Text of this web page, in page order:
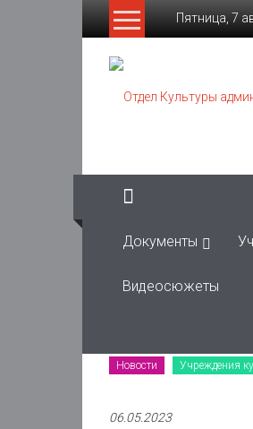
Пятница, 7
Отдел
Культуры
района
Муниципальное
Документы
Видеосюжеты
Новости Учреждения
06.05.2023